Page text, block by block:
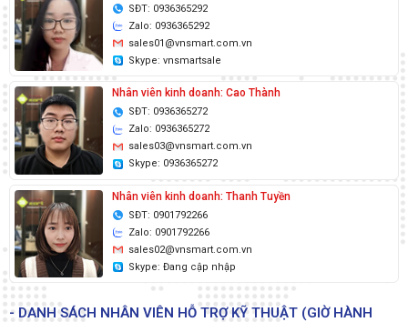
SĐT: 0936365292
Zalo: 0936365292
sales01@vnsmart.com.vn
Skype: vnsmartsale
Nhân viên kinh doanh: Cao Thành
SĐT: 0936365272
Zalo: 0936365272
sales03@vnsmart.com.vn
Skype: 0936365272
Nhân viên kinh doanh: Thanh Tuyền
SĐT: 0901792266
Zalo: 0901792266
sales02@vnsmart.com.vn
Skype: Đang cập nhập
- DANH SÁCH NHÂN VIÊN HỖ TRỢ KỸ THUẬT (GIỜ HÀNH